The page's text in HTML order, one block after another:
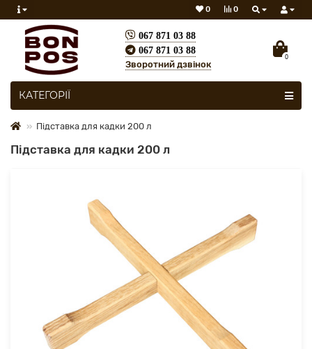
0
0
067 871 03 88
067 871 03 88
Зворотний дзвінок
0
Скрізь
КАТЕГОРІЇ
Підставка для кадки 200 л
Підставка для кадки 200 л